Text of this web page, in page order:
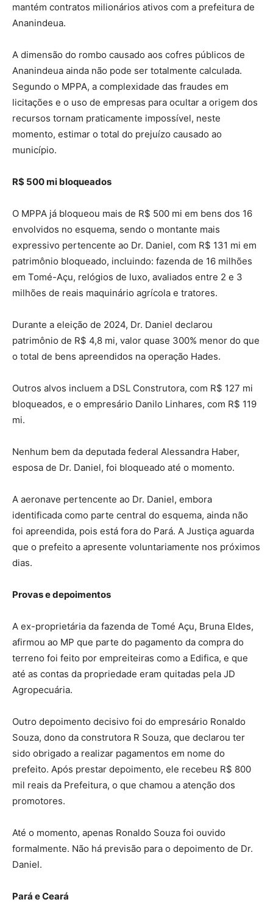
mantém contratos milionários ativos com a prefeitura de
Ananindeua.
A dimensão do rombo causado aos cofres públicos de
Ananindeua ainda não pode ser totalmente calculada.
Segundo o MPPA, a complexidade das fraudes em
licitações e o uso de empresas para ocultar a origem dos
recursos tornam praticamente impossível, neste
momento, estimar o total do prejuízo causado ao
município.
R$ 500 mi bloqueados
O MPPA já bloqueou mais de R$ 500 mi em bens dos 16
envolvidos no esquema, sendo o montante mais
expressivo pertencente ao Dr. Daniel, com R$ 131 mi em
patrimônio bloqueado, incluindo: fazenda de 16 milhões
em Tomé-Açu, relógios de luxo, avaliados entre 2 e 3
milhões de reais maquinário agrícola e tratores.
Durante a eleição de 2024, Dr. Daniel declarou
patrimônio de R$ 4,8 mi, valor quase 300% menor do que
o total de bens apreendidos na operação Hades.
Outros alvos incluem a DSL Construtora, com R$ 127 mi
bloqueados, e o empresário Danilo Linhares, com R$ 119
mi.
Nenhum bem da deputada federal Alessandra Haber,
esposa de Dr. Daniel, foi bloqueado até o momento.
A aeronave pertencente ao Dr. Daniel, embora
identificada como parte central do esquema, ainda não
foi apreendida, pois está fora do Pará. A Justiça aguarda
que o prefeito a apresente voluntariamente nos próximos
dias.
Provas e depoimentos
A ex-proprietária da fazenda de Tomé Açu, Bruna Eldes,
afirmou ao MP que parte do pagamento da compra do
terreno foi feito por empreiteiras como a Edifica, e que
até as contas da propriedade eram quitadas pela JD
Agropecuária.
Outro depoimento decisivo foi do empresário Ronaldo
Souza, dono da construtora R Souza, que declarou ter
sido obrigado a realizar pagamentos em nome do
prefeito. Após prestar depoimento, ele recebeu R$ 800
mil reais da Prefeitura, o que chamou a atenção dos
promotores.
Até o momento, apenas Ronaldo Souza foi ouvido
formalmente. Não há previsão para o depoimento de Dr.
Daniel.
Pará e Ceará